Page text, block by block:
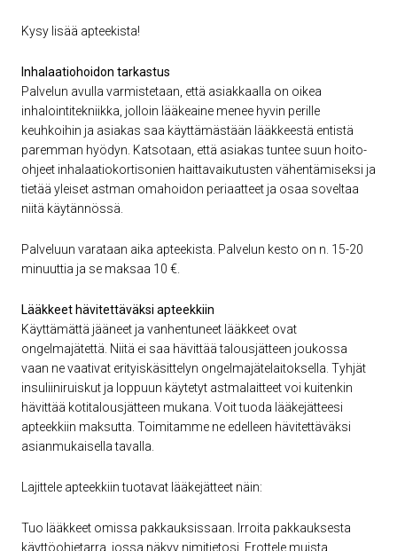
Kysy lisää apteekista!
Inhalaatiohoidon tarkastus
Palvelun avulla varmistetaan, että asiakkaalla on oikea
inhalointitekniikka, jolloin lääkeaine menee hyvin perille
keuhkoihin ja asiakas saa käyttämästään lääkkeestä entistä
paremman hyödyn. Katsotaan, että asiakas tuntee suun hoito-
ohjeet inhalaatiokortisonien haittavaikutusten vähentämiseksi ja
tietää yleiset astman omahoidon periaatteet ja osaa soveltaa
niitä käytännössä.
Palveluun varataan aika apteekista. Palvelun kesto on n. 15-20
minuuttia ja se maksaa 10 €.
Lääkkeet hävitettäväksi apteekkiin
Käyttämättä jääneet ja vanhentuneet lääkkeet ovat
ongelmajätettä. Niitä ei saa hävittää talousjätteen joukossa
vaan ne vaativat erityiskäsittelyn ongelmajätelaitoksella. Tyhjät
insuliiniruiskut ja loppuun käytetyt astmalaitteet voi kuitenkin
hävittää kotitalousjätteen mukana. Voit tuoda lääkejätteesi
apteekkiin maksutta. Toimitamme ne edelleen hävitettäväksi
asianmukaisella tavalla.
Lajittele apteekkiin tuotavat lääkejätteet näin:
Tuo lääkkeet omissa pakkauksissaan. Irroita pakkauksesta
käyttöohjetarra, jossa näkyy nimitietosi. Erottele muista